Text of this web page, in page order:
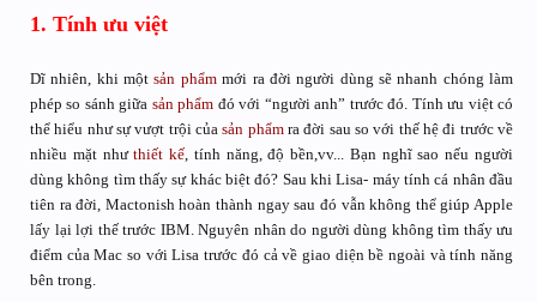
1. Tính ưu việt
Dĩ nhiên, khi mộtsản phẩmmới ra đời người dùng sẽ nhanh chóng làm
phép so sánh giữa sản phẩm đó với “người anh” trước đó. Tính ưu việt có
thể hiểu như sự vượt trội củasản phẩmra đời sau so với thế hệ đi trước về
nhiều mặt nhưthiết kế, tính năng, độ bền,vv... Bạn nghĩ sao nếu người
dùng không tìm thấy sự khác biệt đó? Sau khi Lisa- máy tính cá nhân đầu
tiên ra đời, Mactonish hoàn thành ngay sau đó vẫn không thể giúp Apple
lấy lại lợi thế trước IBM. Nguyên nhân do người dùng không tìm thấy ưu
điểm của Mac so với Lisa trước đó cả về giao diện bề ngoài và tính năng
bên trong.